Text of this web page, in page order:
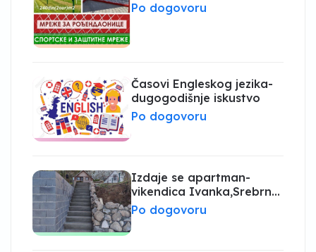
Po dogovoru
Časovi Engleskog jezika-
dugogodišnje iskustvo
Po dogovoru
Izdaje se apartman-
vikendica Ivanka,Srebrno
jezero
Po dogovoru